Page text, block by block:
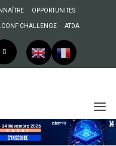
OPPORTUNITES
CHALLENGE ATDA